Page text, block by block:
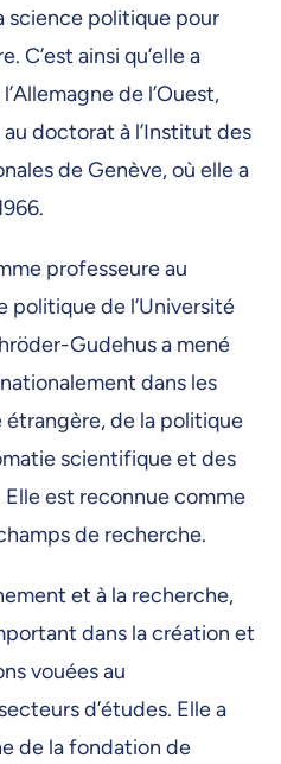
science politique pour
C’est ainsi qu’elle a
de l’Ouest,
au doctorat à l’Institut des
de Genève, où elle a
professeure au
politique de l’Université
Gudehus a mené
dans les
de la politique
scientifique et des
est reconnue comme
de recherche.
et à la recherche,
dans la création et
vouées au
d’études. Elle a
de la fondation de